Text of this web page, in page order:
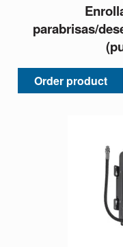
parabrisas/
Order product